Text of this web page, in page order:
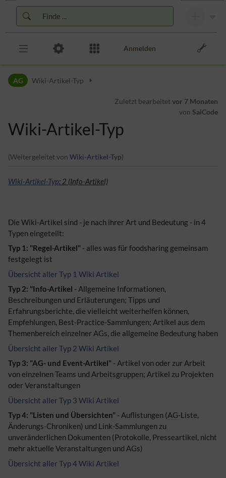
Zur Kopfleiste
Zur Hauptnavigation
Zu den Seitenwerkzeugen
Anmelden
AG Wiki-Artikel-Typ
Zuletzt bearbeitetvor 7 Monaten
von SaiCode
Wiki-Artikel-Typ
(Weitergeleitet von Wiki-Artikel-Typ)
Wiki-Artikel-Typ: 2 (Info-Artikel)
Die Wiki-Artikel sind - je nach ihrer Art und Bedeutung - in 4
Typen eingeteilt:
Typ 1: "Regel-Artikel" - alles was für foodsharing gemeinsam
festgelegt ist
Übersicht aller Typ 1 Wiki Artikel
Typ 2: "Info-Artikel - Allgemeine Informationen,
Beschreibungen und Erläuterungen; Tipps und
Erfahrungsberichte, die vielleicht weiterhelfen können,
Empfehlungen, Best-Practice-Sammlungen; Artikel aus dem
Themenbereich einzelner AGs, die allgemeine Bedeutung haben
Übersicht aller Typ 2 Wiki Artikel
Typ 3: "AG- und Event-Artikel" - Artikel von oder zur Arbeit
von einzelnen Teams und Arbeitsgruppen; Artikel zu Projekten
oder Veranstaltungen
Übersicht aller Typ 3 Wiki Artikel
Typ 4: "Listen und Übersichten" - Auflistungen (AG-Liste,
Änderungs-Chroniken) und Link-Sammlungen zu
unveränderlichen Dokumenten (Protokolle, Presseartikel, nicht
mehr aktuelle Veranstaltungen und AGs)
Übersicht aller Typ 4 Wiki Artikel